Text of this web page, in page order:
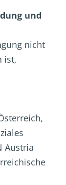
und
nicht
ist,
Austria